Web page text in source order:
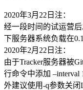
2020年3月22日注：
经一段时间的试运营
下服务器系统负载在
2020年2月22日注：
由于Tracker服务器被
行命令中添加
外建议使用-q参数关闭